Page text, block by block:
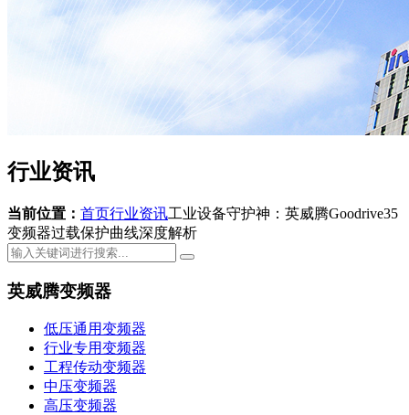
行业资讯
当前位置： 首页行业资讯工业设备守护神：英威腾Goodrive35
变频器过载保护曲线深度解析
英威腾变频器
低压通用变频器
行业专用变频器
工程传动变频器
中压变频器
高压变频器